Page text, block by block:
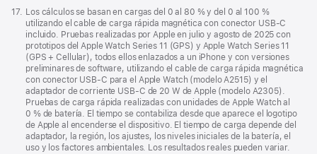
Nota
página
17. Los cálculos se basan en cargas del 0 al 80 % y del 0 al 100 %
utilizando el cable de carga rápida magnética con conector USB‑C
incluido. Pruebas realizadas por Apple en julio y agosto de 2025 con
prototipos del Apple Watch Series 11 (GPS) y Apple Watch Series 11
(GPS + Cellular), todos ellos enlazados a un iPhone y con versiones
preliminares de software, utilizando el cable de carga rápida magnética
con conector USB‑C para el Apple Watch (modelo A2515) y el
adaptador de corriente USB‑C de 20 W de Apple (modelo A2305).
Pruebas de carga rápida realizadas con unidades de Apple Watch al
0 % de batería. El tiempo se contabiliza desde que aparece el logotipo
de Apple al encenderse el dispositivo. El tiempo de carga depende del
adaptador, la región, los ajustes, los niveles iniciales de la batería, el
uso y los factores ambientales. Los resultados reales pueden variar.